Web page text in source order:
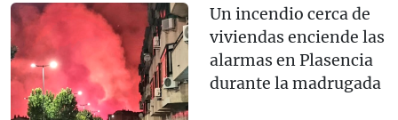
Un incendio cerca de
viviendas enciende las
alarmas en Plasencia
durante la madrugada